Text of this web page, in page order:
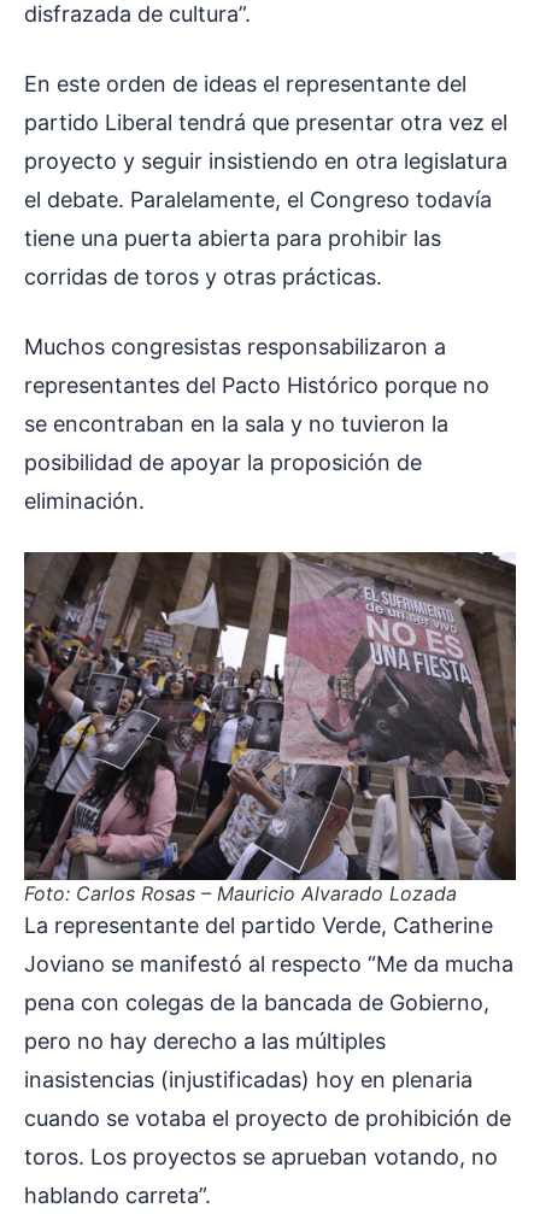
disfrazada de cultura”.
En este orden de ideas el representante del
partido Liberal tendrá que presentar otra vez el
proyecto y seguir insistiendo en otra legislatura
el debate. Paralelamente, el Congreso todavía
tiene una puerta abierta para prohibir las
corridas de toros y otras prácticas.
Muchos congresistas responsabilizaron a
representantes del Pacto Histórico porque no
se encontraban en la sala y no tuvieron la
posibilidad de apoyar la proposición de
eliminación.
Foto: Carlos Rosas – Mauricio Alvarado Lozada
La representante del partido Verde, Catherine
Joviano se manifestó al respecto “Me da mucha
pena con colegas de la bancada de Gobierno,
pero no hay derecho a las múltiples
inasistencias (injustificadas) hoy en plenaria
cuando se votaba el proyecto de prohibición de
toros. Los proyectos se aprueban votando, no
hablando carreta”.